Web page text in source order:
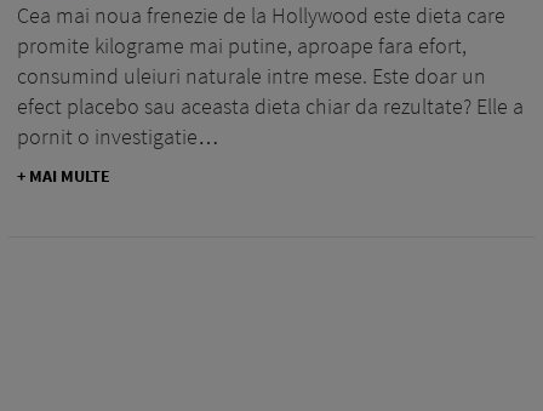
Cea mai noua frenezie de la Hollywood este dieta care
promite kilograme mai putine, aproape fara efort,
consumind uleiuri naturale intre mese. Este doar un
efect placebo sau aceasta dieta chiar da rezultate? Elle a
pornit o investigatie…
+ MAI MULTE